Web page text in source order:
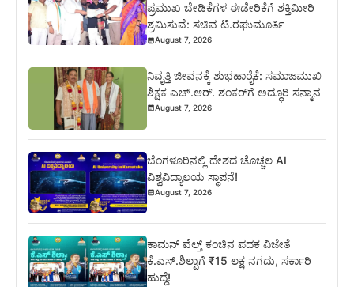
ಪ್ರಮುಖ ಬೇಡಿಕೆಗಳ ಈಡೇರಿಕೆಗೆ ಶಕ್ತಿಮೀರಿ
ಶ್ರಮಿಸುವೆ: ಸಚಿವ ಟಿ.ರಘುಮೂರ್ತಿ
August 7, 2026
ನಿವೃತ್ತಿ ಜೀವನಕ್ಕೆ ಶುಭಹಾರೈಕೆ: ಸಮಾಜಮುಖಿ
ಶಿಕ್ಷಕ ಎಚ್.ಆರ್. ಶಂಕರ್‌ಗೆ ಅದ್ಧೂರಿ ಸನ್ಮಾನ
August 7, 2026
ಬೆಂಗಳೂರಿನಲ್ಲಿ ದೇಶದ ಚೊಚ್ಚಲ AI
ವಿಶ್ವವಿದ್ಯಾಲಯ ಸ್ಥಾಪನೆ!
August 7, 2026
ಕಾಮನ್ ವೆಲ್ತ್ ಕಂಚಿನ ಪದಕ ವಿಜೇತೆ
ಕೆ.ಎಸ್.ಶಿಲ್ಪಾಗೆ ₹15 ಲಕ್ಷ ನಗದು, ಸರ್ಕಾರಿ
ಹುದ್ದೆ!